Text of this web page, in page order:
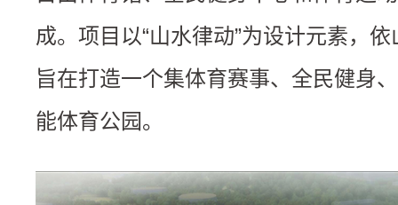
成。项目以“山水律动”为设计元素，
旨在打造一个集体育赛事、全民健身
能体育公园。